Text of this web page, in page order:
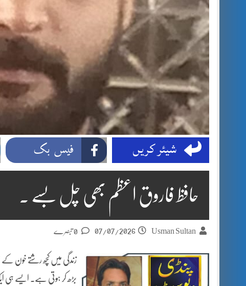
شیئر کریں فیس بک
حافظ فاروق اعظم بھی چل بسے ۔
Usman Sultan
07/07/2026
زندگی میں کچھ رشتے خون
بڑھ کر ہوتی ہے۔ ایسے ہی